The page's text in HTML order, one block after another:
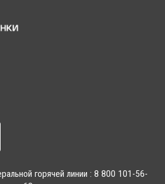
горячей линии : 8 800 101-56-